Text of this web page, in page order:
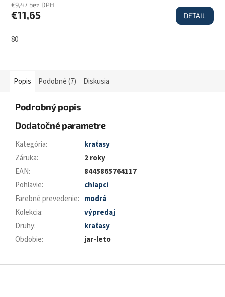
€9,47 bez DPH
€11,65 DETAIL
80
Popis Podobné (7) Diskusia
Podrobný popis
Dodatočné parametre
Kategória:
kraťasy
Záruka:
2 roky
EAN:
8445865764117
Pohlavie:
chlapci
Farebné prevedenie: modrá
Kolekcia:
výpredaj
Druhy:
kraťasy
Obdobie: jar-leto